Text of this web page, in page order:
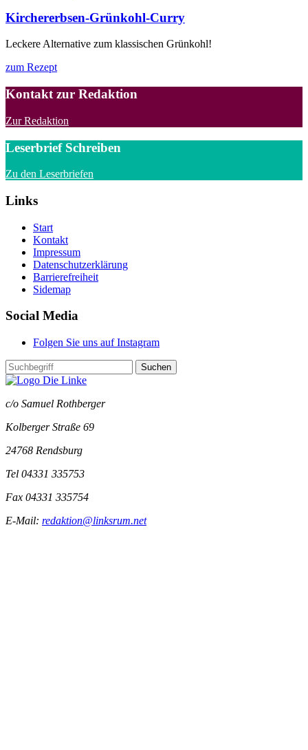
Kirchererbsen-Grünkohl-Curry
Leckere Alternative zum klassischen Grünkohl!
zum Rezept
Kontakt zur Redaktion
Zur Redaktion
Leserbrief Schreiben
Zu den Leserbriefen
Links
Start
Kontakt
Impressum
Datenschutzerklärung
Barrierefreiheit
Sidemap
Social Media
Folgen Sie uns auf Instagram
Suchen
c/o Samuel Rothberger
Kolberger Straße 69
24768 Rendsburg
Tel 04331 335753
Fax 04331 335754
E-Mail: redaktion@linksrum.net